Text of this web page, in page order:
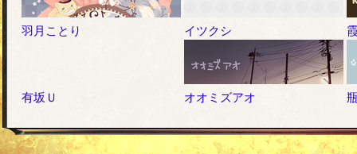
羽月ことり イツクシ
有坂Ｕ オオミズアオ